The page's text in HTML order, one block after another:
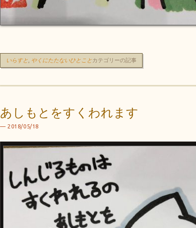
いらすと やくにたたないひとことカテゴリーの記事
あしもとをすくわれます
2018/05/18